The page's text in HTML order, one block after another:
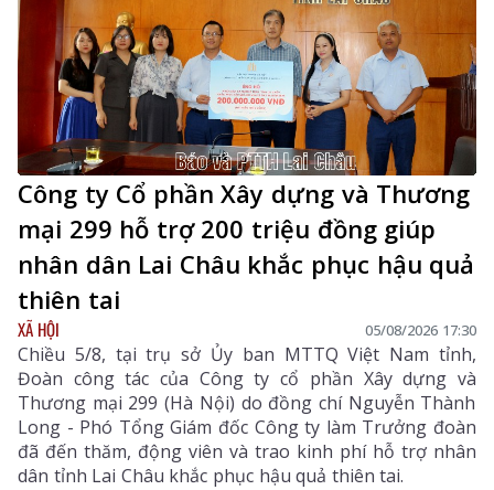
Công ty Cổ phần Xây dựng và Thương
mại 299 hỗ trợ 200 triệu đồng giúp
nhân dân Lai Châu khắc phục hậu quả
thiên tai
XÃ HỘI 05/08/2026 17:30
Chiều 5/8, tại trụ sở Ủy ban MTTQ Việt Nam tỉnh,
Đoàn công tác của Công ty cổ phần Xây dựng và
Thương mại 299 (Hà Nội) do đồng chí Nguyễn Thành
Long - Phó Tổng Giám đốc Công ty làm Trưởng đoàn
đã đến thăm, động viên và trao kinh phí hỗ trợ nhân
dân tỉnh Lai Châu khắc phục hậu quả thiên tai.